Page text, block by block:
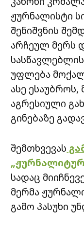
ჟურნალისტი
შენიშვნის
არჩეულ მერს
უფლება
ასე
აგრესიული
გინებაზე
შემთხვევას
სადაც
მერმა
გამო პასუხი